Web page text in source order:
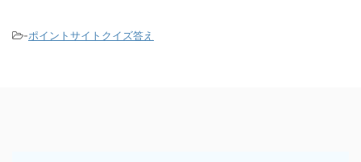
-ポイントサイトクイズ答え